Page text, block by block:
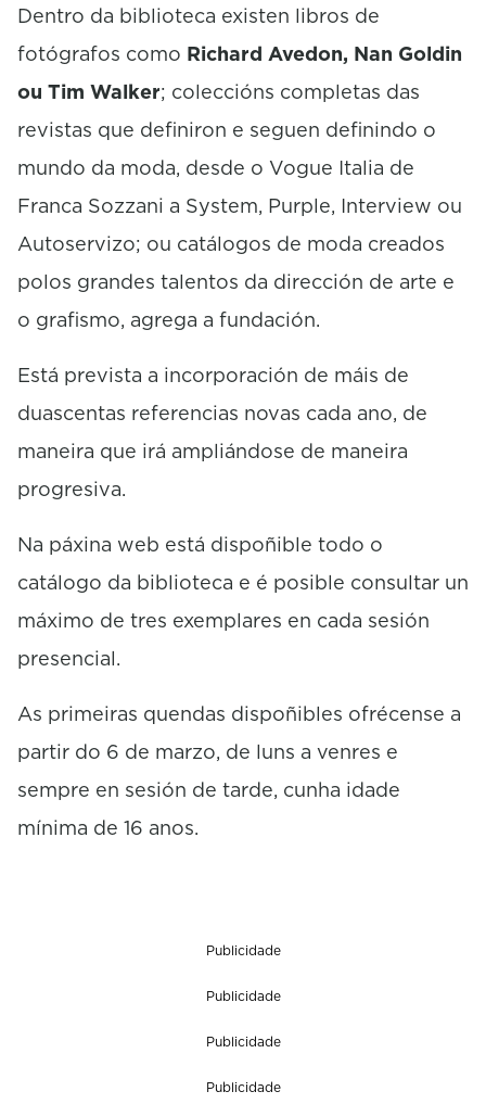
Dentro da biblioteca existen libros de
fotógrafos como Richard Avedon, Nan Goldin
ou Tim Walker; coleccións completas das
revistas que definiron e seguen definindo o
mundo da moda, desde o Vogue Italia de
Franca Sozzani a System, Purple, Interview ou
Autoservizo; ou catálogos de moda creados
polos grandes talentos da dirección de arte e
o grafismo, agrega a fundación.
Está prevista a incorporación de máis de
duascentas referencias novas cada ano, de
maneira que irá ampliándose de maneira
progresiva.
Na páxina web está dispoñible todo o
catálogo da biblioteca e é posible consultar un
máximo de tres exemplares en cada sesión
presencial.
As primeiras quendas dispoñibles ofrécense a
partir do 6 de marzo, de luns a venres e
sempre en sesión de tarde, cunha idade
mínima de 16 anos.
Publicidade
Publicidade
Publicidade
Publicidade